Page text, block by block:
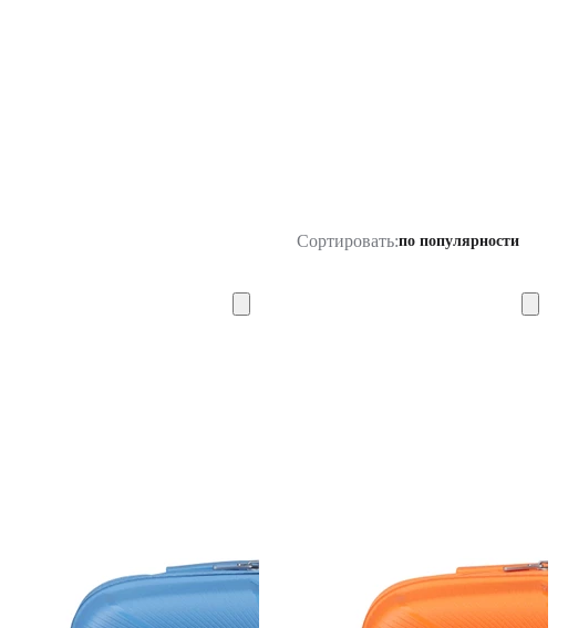
Сортировать:по популярности